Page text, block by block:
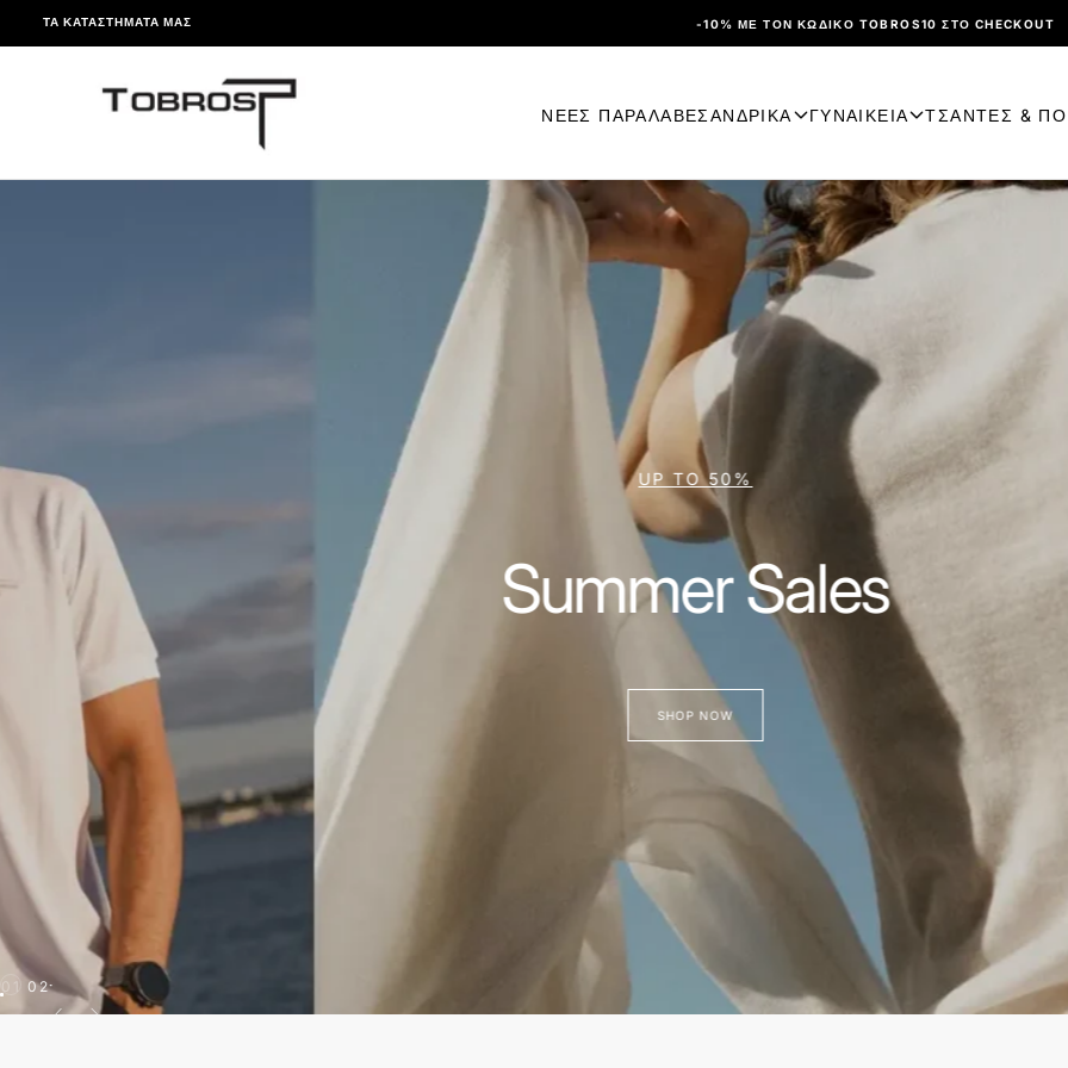
ΠΑΡΆΛΕΙΨΗ
ΤΑ ΚΑΤΑΣΤΉΜΑΤΆ ΜΑΣ -10% ΜΕ ΤΟΝ ΚΩΔΙΚΌ TOBROS10 ΣΤΟ CHECKOUT
ΝΕΕΣ ΠΑΡΑΛΑΒΕΣΑΝΔΡΙΚΑ ΓΥΝΑΙΚΕΙΑ ΤΣΑΝΤΕΣ &
ΑΝΑΚΑΛΥΨΤΕ ΤΑ MUST-HAVES
Τσάντες &
01 02